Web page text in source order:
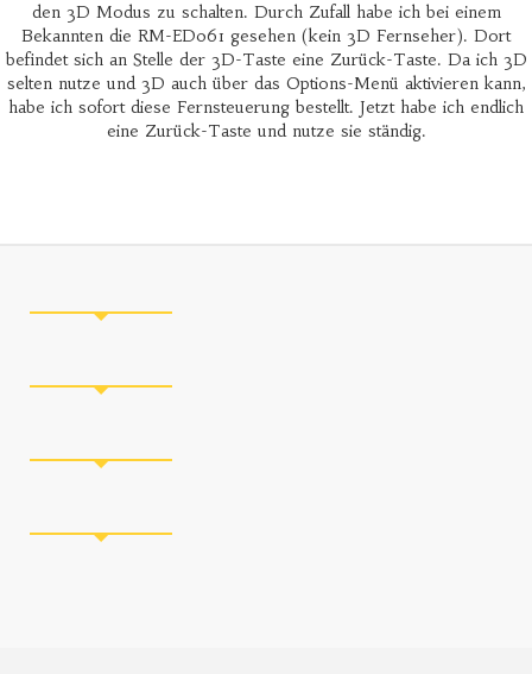
den 3D Modus zu schalten. Durch Zufall habe ich bei einem
Bekannten die RM-ED061 gesehen (kein 3D Fernseher). Dort
befindet sich an Stelle der 3D-Taste eine Zurück-Taste. Da ich 3D
selten nutze und 3D auch über das Options-Menü aktivieren kann,
habe ich sofort diese Fernsteuerung bestellt. Jetzt habe ich endlich
eine Zurück-Taste und nutze sie ständig.